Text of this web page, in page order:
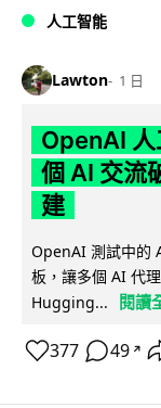
人工智能
Lawton 1 日
OpenAI 人
個 AI 交流
建
OpenAI 測試中的
板，讓多個 AI 代
Hugging...
閱讀
377 49 ↗